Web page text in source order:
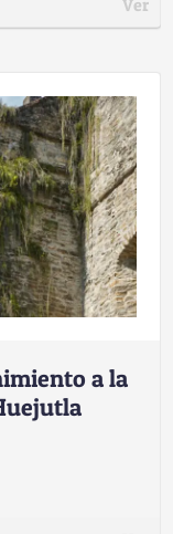
a la